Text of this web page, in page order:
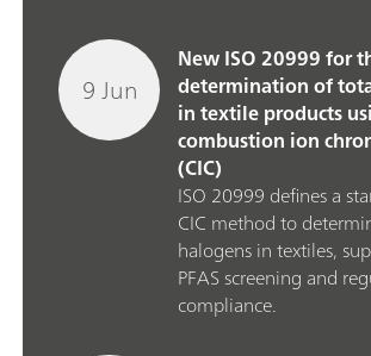
9 Jun
New ISO 20999 for
determination of
in textile products
combustion ion
(CIC)
ISO 20999 defines a
CIC method to
halogens in textiles,
PFAS screening and
compliance.